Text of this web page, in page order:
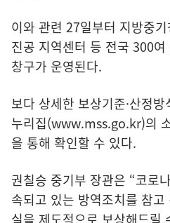
이와 관련 27일부터 지방중기
진공 지역센터 등 전국 300
창구가 운영된다.
보다 상세한 보상기준·산정
누리집(www.mss.go.kr)의
을 통해 확인할 수 있다.
권칠승 중기부 장관은 “코로
속되고 있는 방역조치를 참
실을 제도적으로 보상해드릴